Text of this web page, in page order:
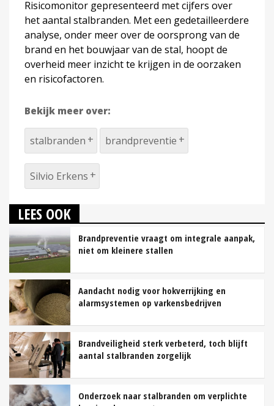
Risicomonitor gepresenteerd met cijfers over
het aantal stalbranden. Met een gedetailleerdere
analyse, onder meer over de oorsprong van de
brand en het bouwjaar van de stal, hoopt de
overheid meer inzicht te krijgen in de oorzaken
en risicofactoren.
Bekijk meer over:
stalbranden brandpreventie
Silvio Erkens
LEES OOK
Brandpreventie vraagt om integrale aanpak,
niet om kleinere stallen
Aandacht nodig voor hokverrijking en
alarmsystemen op varkensbedrijven
Brandveiligheid sterk verbeterd, toch blijft
aantal stalbranden zorgelijk
Onderzoek naar stalbranden om verplichte